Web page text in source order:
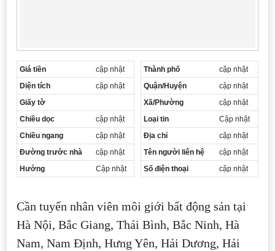
Giá tiền
cập nhật
Diện tích
cập nhật
Giấy tờ
Chiều dọc
cập nhật
Chiều ngang
cập nhật
Đường trước nhà
cập nhật
Hướng
Cập nhật
Thành phố
cập nhật
Quận/Huyện
cập nhật
Xã/Phường
cập nhật
Loại tin
Cập nhật
Địa chỉ
cập nhật
Tên người liên hệ
cập nhật
Số điện thoại
cập nhật
Cần tuyển nhân viên môi giới bất động sản tại
Hà Nội, Bắc Giang, Thái Bình, Bắc Ninh, Hà
Nam, Nam Định, Hưng Yên, Hải Dương, Hải